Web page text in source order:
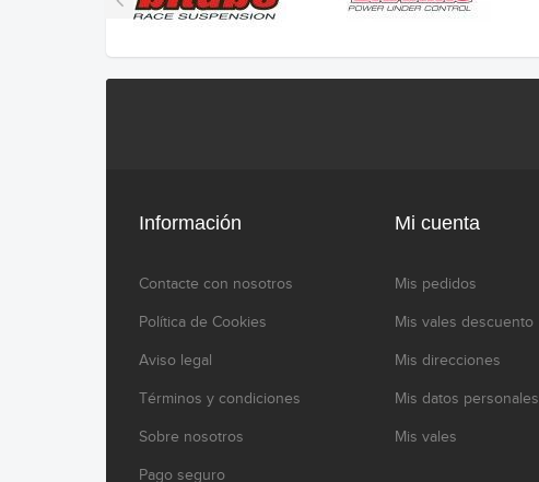
Información
Contacte con nosotros
Política de Cookies
Aviso legal
Términos y condiciones
Sobre nosotros
Pago seguro
Mi cuenta
Mis pedidos
Mis vales descuento
Mis direcciones
Mis datos personales
Mis vales